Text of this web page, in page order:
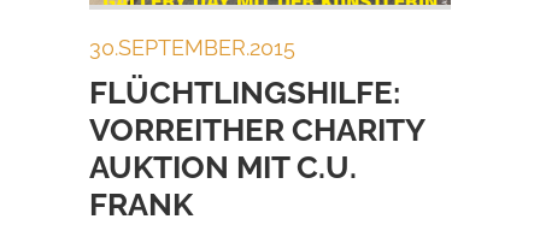
30.SEPTEMBER.2015
FLÜCHTLINGSHILFE:
VORREITHER CHARITY
AUKTION MIT C.U.
FRANK